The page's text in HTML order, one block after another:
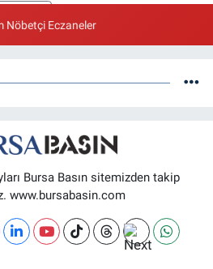
ALTI - FATİH ASM VE KIZ
NO:1 1-B(ZÜBEYDE HANIM DOĞUMEVİ
Nöbetçi Eczaneler
Bursa Basın sitemizden takip
www.bursabasin.com